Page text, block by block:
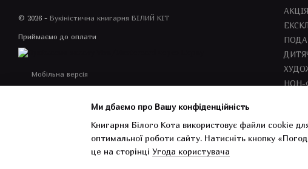
© 2026 - Букіністична книгарня БІЛИЙ КІТ
Приймаємо до оплати
Мобільна версія
Інтернет-магазин створений з Хорошоп
НОН-
Ми дбаємо про Вашу конфіденційність
Книгарня Білого Кота використовує файли cookie
оптимальної роботи сайту. Натисніть кнопку
це на сторінці Угода користувача